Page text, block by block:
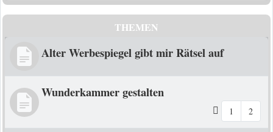
THEMEN
Alter Werbespiegel gibt mir Rätsel auf
Wunderkammer gestalten
1 2